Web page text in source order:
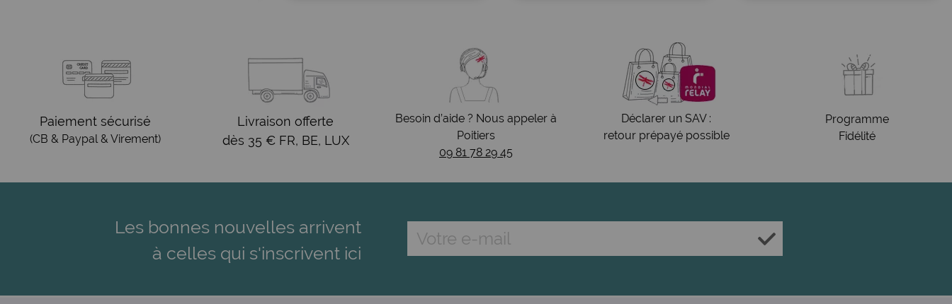
Paiement sécurisé
(CB & Paypal & Virement)
Livraison offerte
dès 35 € FR, BE, LUX
Besoin d’aide ? Nous appeler à
Poitiers
09 81 78 29 45
Déclarer un SAV :
retour prépayé possible
Programme
Fidélité
Les bonnes nouvelles arrivent
à celles qui s'inscrivent ici